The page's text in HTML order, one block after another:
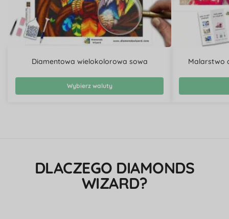
Diamentowa wielokolorowa sowa
Wybierz waluty
Malarstwo
DLACZEGO DIAMONDS
WIZARD?